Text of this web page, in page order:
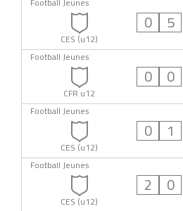
CES (u12)
0 5
Football Jeunes
CFR u12
0 0
Football Jeunes
CES (u12)
0 1
Football Jeunes
CES (u12)
2 0